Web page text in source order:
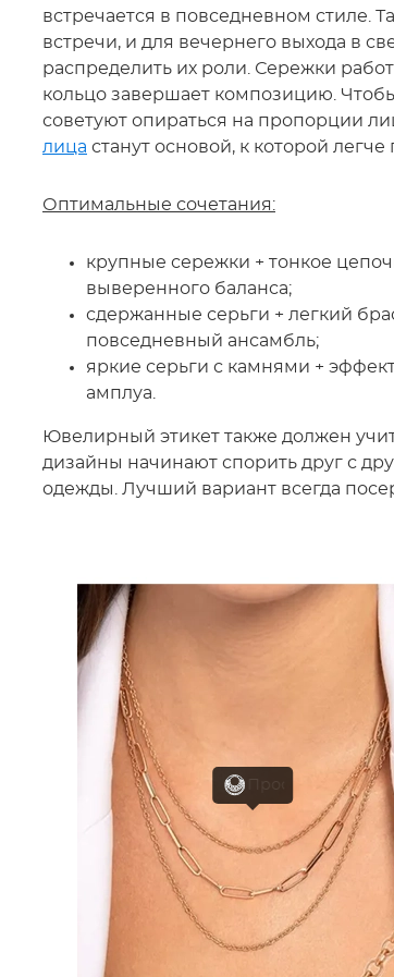
встречается в повседневном стиле.
встречи, и для вечернего выхода в
распределить их роли. Сережки
кольцо завершает композицию.
советуют опираться на пропорции
лица станут основой, к которой
Оптимальные сочетания:
крупные сережки + тонкое
выверенного баланса;
сдержанные серьги + легкий
повседневный ансамбль;
яркие серьги с камнями +
амплуа.
Ювелирный этикет также должен
дизайны начинают спорить друг с
одежды. Лучший вариант всегда